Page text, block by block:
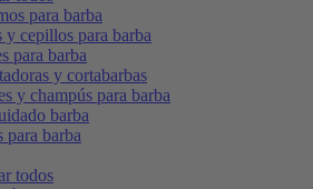
para barba
y cepillos para barba
para barba
y cortabarbas
y champús para barba
barba
para barba
todos